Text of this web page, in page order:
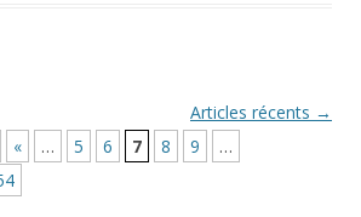
Articles récents →
« … 5 6 7 8 9
…